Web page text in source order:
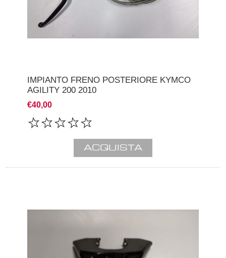
IMPIANTO FRENO POSTERIORE KYMCO
AGILITY 200 2010
€40,00